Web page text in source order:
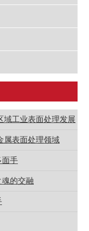
域工业表面处理发展
属表面处理领域
面手
的交融